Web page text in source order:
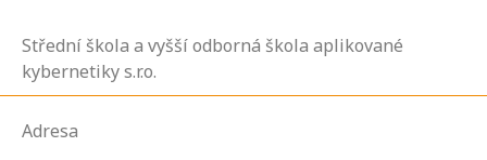
Střední škola a vyšší odborná škola aplikované
kybernetiky s.r.o.
Adresa